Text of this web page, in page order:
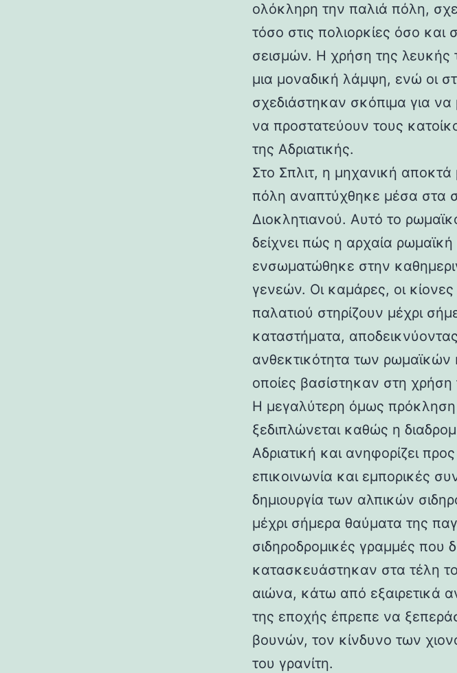
ολόκληρη την παλιά πόλη,
τόσο στις πολιορκίες όσο και
σεισμών. Η χρήση της λευκής
μια μοναδική λάμψη, ενώ οι
σχεδιάστηκαν σκόπιμα για να
να προστατεύουν τους
της Αδριατικής.
Στο Σπλιτ, η μηχανική
πόλη αναπτύχθηκε μέσα στα
Διοκλητιανού. Αυτό το
δείχνει πώς η αρχαία ρωμαϊκή
ενσωματώθηκε στην
γενεών. Οι καμάρες, οι κίονες
παλατιού στηρίζουν μέχρι
καταστήματα,
ανθεκτικότητα των
οποίες βασίστηκαν στη
Η μεγαλύτερη όμως πρόκληση
ξεδιπλώνεται καθώς η
Αδριατική και ανηφορίζει
επικοινωνία και εμπορικές
δημιουργία των αλπικών
μέχρι σήμερα θαύματα της
σιδηροδρομικές γραμμές που
κατασκευάστηκαν στα τέλη
αιώνα, κάτω από εξαιρετικά
της εποχής έπρεπε να
βουνών, τον κίνδυνο των
του γρανίτη.